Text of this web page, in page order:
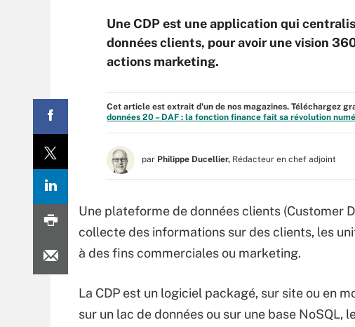
Une CDP est une application qui
données clients, pour avoir une vision
actions marketing.
Cet article est extrait d'un de nos magazines. Téléchargez
données 20 – DAF : la fonction finance fait sa révolution
par Philippe Ducellier, Rédacteur en chef adjoint
Une plateforme de données clients (Customer
collecte des informations sur des clients, les
à des fins commerciales ou marketing.
La CDP est un logiciel packagé, sur site ou en
sur un lac de données ou sur une base